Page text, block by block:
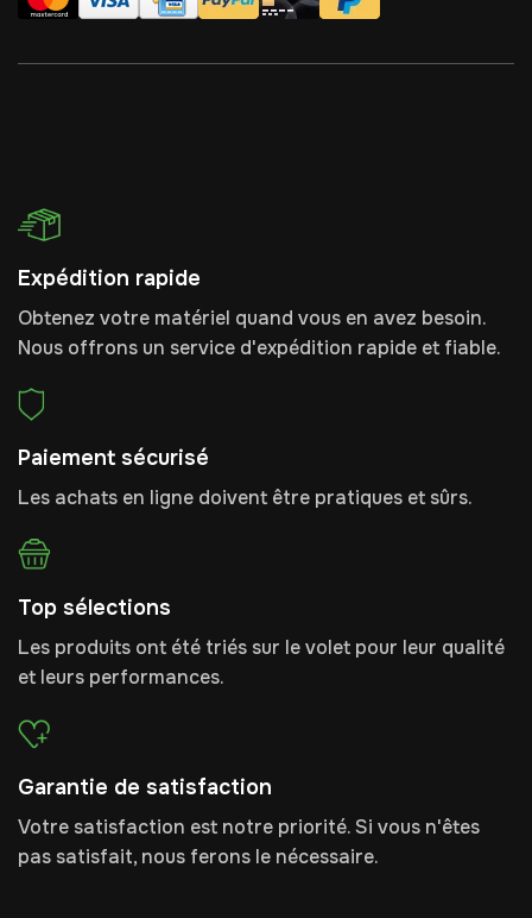
Expédition rapide
Obtenez votre matériel quand vous en avez besoin.
Nous offrons un service d'expédition rapide et fiable.
Paiement sécurisé
Les achats en ligne doivent être pratiques et sûrs.
Top sélections
Les produits ont été triés sur le volet pour leur qualité
et leurs performances.
Garantie de satisfaction
Votre satisfaction est notre priorité. Si vous n'êtes
pas satisfait, nous ferons le nécessaire.